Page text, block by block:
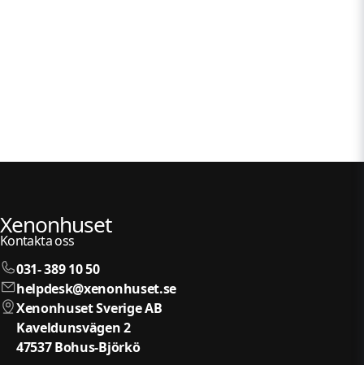
Xenonhuset
Kontakta oss
031- 389 10 50
helpdesk@xenonhuset.se
Xenonhuset Sverige AB
Kaveldunsvägen 2
47537 Bohus-Björkö